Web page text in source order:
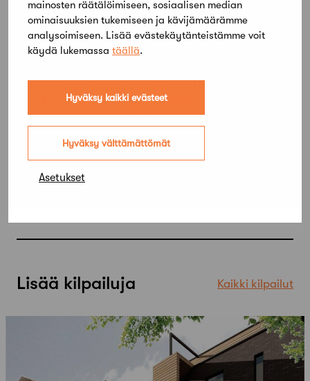
mainosten räätälöimiseen, sosiaalisen median
ominaisuuksien tukemiseen ja kävijämäärämme
analysoimiseen. Lisää evästekäytänteistämme voit
käydä lukemassa täällä.
Hyväksy kaikki evästeet
Hyväksy välttämättömät
Asetukset
Emilia Weckman, maisema-arkkitehti MARK
Sarianna Salminen, maisema-arkkitehti MARK
Hankintailmoitus TED:ssä
Helsingin kaupungin suunnittelukilpailut
Kruunuvuorenranta k49338 –
Arvostelupöytäkirja
Lisää kilpailuja Kaikki kilpailut